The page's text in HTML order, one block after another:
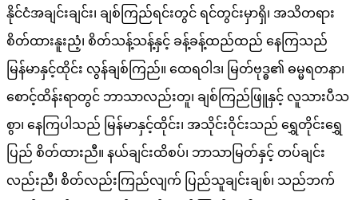
နိုင်ငံအချင်းချင်း၊ ချစ်ကြည်ရင်းတွင် ရင်တွင်းမှာရှိ၊ အသိတရား
စိတ်ထားနူးညံ့၊ စိတ်သန့်သန့်နှင့် ခန့်ခန့်ထည်ထည် နေကြသည်
မြန်မာနှင့်ထိုင်း လွန်ချစ်ကြည်။ ထေရဝါဒ၊ မြတ်ဗုဒ္ဓ၏ ဓမ္မရတနာ၊
စောင့်ထိန်းရာတွင် ဘာသာလည်းတူ၊ ချစ်ကြည်ဖြူနှင့် လူသားပီသ
စွာ၊ နေကြပါသည် မြန်မာနှင့်ထိုင်း၊ အသိုင်းဝိုင်းသည် ရွှေတိုင်းရွှေ
ပြည် စိတ်ထားညီ။ နယ်ချင်းထိစပ်၊ ဘာသာမြတ်နှင့် တပ်ချင်း
လည်းညီ၊ စိတ်လည်းကြည်လျက် ပြည်သူချင်းချစ်၊ သည်ဘက်